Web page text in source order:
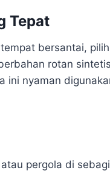
Tepat
bersantai,
rotan
ini nyaman
pergola di